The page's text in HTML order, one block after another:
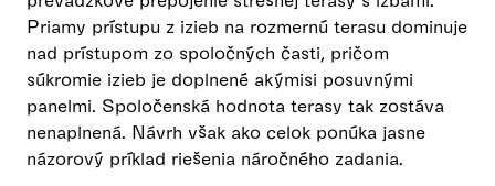
Priamy prístupu z izieb na rozmernú terasu dominuje
nad prístupom zo spoločných časti, pričom
súkromie izieb je doplnené akýmisi posuvnými
panelmi. Spoločenská hodnota terasy tak zostáva
nenaplnená. Návrh však ako celok ponúka jasne
názorový príklad riešenia náročného zadania.